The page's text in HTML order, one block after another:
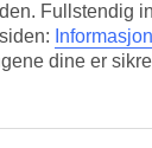
Fullstendig
dine er